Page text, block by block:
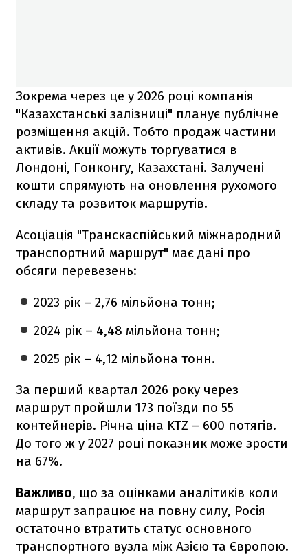
Зокрема через це у 2026 році компанія
"Казахстанські залізниці" планує публічне
розміщення акцій. Тобто продаж частини
активів. Акції можуть торгуватися в
Лондоні, Гонконгу, Казахстані. Залучені
кошти спрямують на оновлення рухомого
складу та розвиток маршрутів.
Асоціація "Транскаспійський міжнародний
транспортний маршрут" має дані про
обсяги перевезень:
2023 рік – 2,76 мільйона тонн;
2024 рік – 4,48 мільйона тонн;
2025 рік – 4,12 мільйона тонн.
За перший квартал 2026 року через
маршрут пройшли 173 поїзди по 55
контейнерів. Річна ціна KTZ – 600 потягів.
До того ж у 2027 році показник може зрости
на 67%.
Важливо, що за оцінками аналітиків коли
маршрут запрацює на повну силу, Росія
остаточно втратить статус основного
транспортного вузла між Азією та Європою.